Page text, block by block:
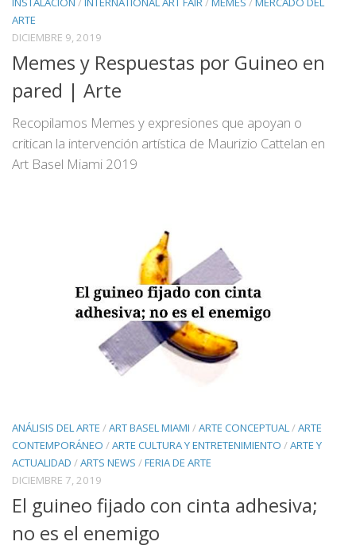
ARTE
DICIEMBRE 9, 2019
Memes y Respuestas por Guineo en
pared | Arte
Recopilamos Memes y expresiones que apoyan o
critican la intervención artística de Maurizio Cattelan en
Art Basel Miami 2019
ANÁLISIS DEL ARTE /ART BASEL MIAMI /ARTE CONCEPTUAL/ARTE
CONTEMPORÁNEO /ARTE CULTURA Y ENTRETENIMIENTO /ARTE Y
ACTUALIDAD /ARTS NEWS /FERIA DE ARTE
DICIEMBRE 7, 2019
El guineo fijado con cinta adhesiva;
no es el enemigo